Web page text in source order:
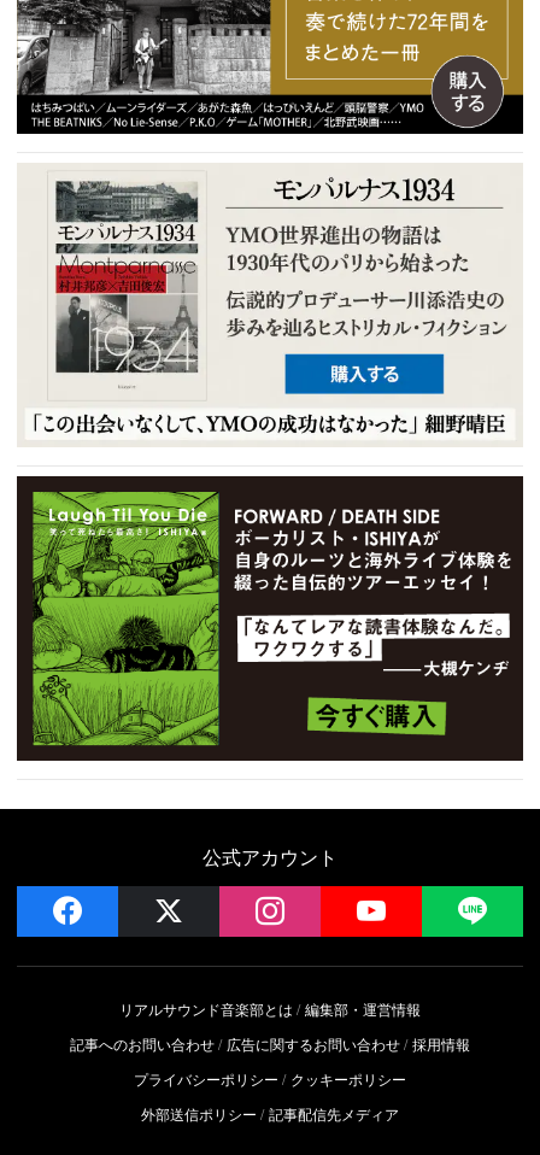
公式アカウント
facebook instagram YouTube
リアルサウンド音楽部とは
編集部・運営情報
記事へのお問い合わせ
広告に関するお問い合わせ 採用情報
プライバシーポリシー
クッキーポリシー
外部送信ポリシー
記事配信先メディア